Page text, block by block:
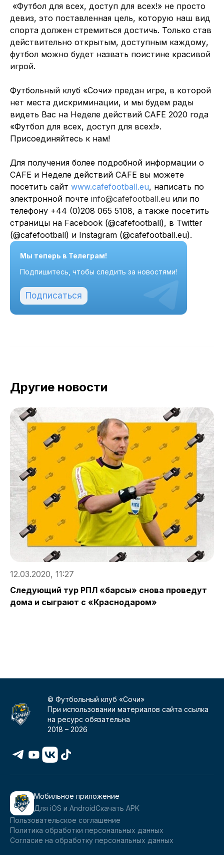
«Футбол для всех, доступ для всех!» не просто
девиз, это поставленная цель, которую наш вид
спорта должен стремиться достичь. Только став
действительно открытым, доступным каждому,
футбол можно будет назвать поистине красивой
игрой.
Футбольный клуб «Сочи» предан игре, в которой
нет места дискриминации, и мы будем рады
видеть Вас на Неделе действий CAFE 2020 года
«Футбол для всех, доступ для всех!».
Присоединяйтесь к нам!
Для получения более подробной информации о
CAFE и Неделе действий CAFE вы можете
посетить сайт www.cafefootball.eu, написать по
электронной почте info@cafefootball.eu или по
телефону +44 (0)208 065 5108, а также посетить
страницы на Facebook (@cafefootball), в Twitter
(@cafefootball) и Instagram (@cafefootball.eu).
Мы теперь в Телеграм!
Подпишитесь, чтобы следить за новостями!
Подписаться
Другие новости
12.03.2020, 11:27
Следующий тур РПЛ «барсы» снова проведут
дома и сыграют с «Краснодаром»
© Футбольный клуб «Сочи»
При использовании материалов сайта ссылка
на ресурс обязательна
2018 –2026
Мобильное приложение
Для iOS и AndroidСкачать APK
Пользовательское соглашение
Политика обработки персональных данных
Согласие на обработку персональных данных